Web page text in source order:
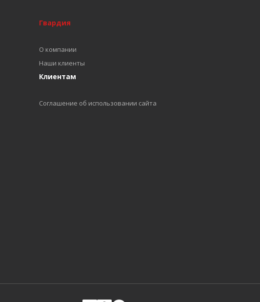
Гвардия
О компании
Наши клиенты
Клиентам
Соглашение об использовании сайта